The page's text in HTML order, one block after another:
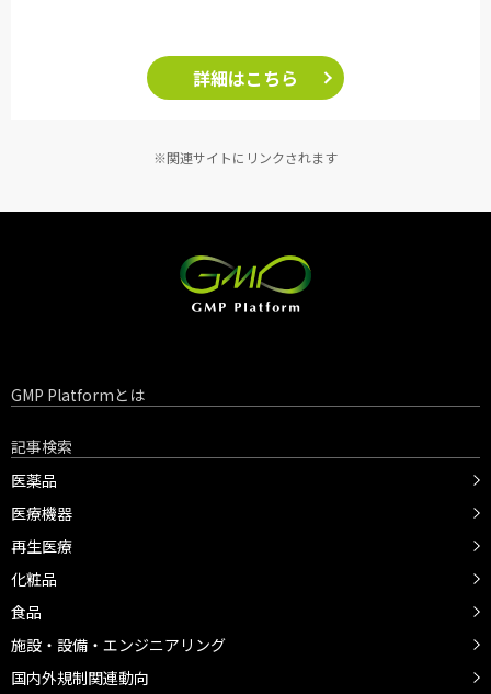
詳細はこちら
※関連サイトにリンクされます
GMP Platformとは
記事検索
医薬品
医療機器
再生医療
化粧品
食品
施設・設備・エンジニアリング
国内外規制関連動向